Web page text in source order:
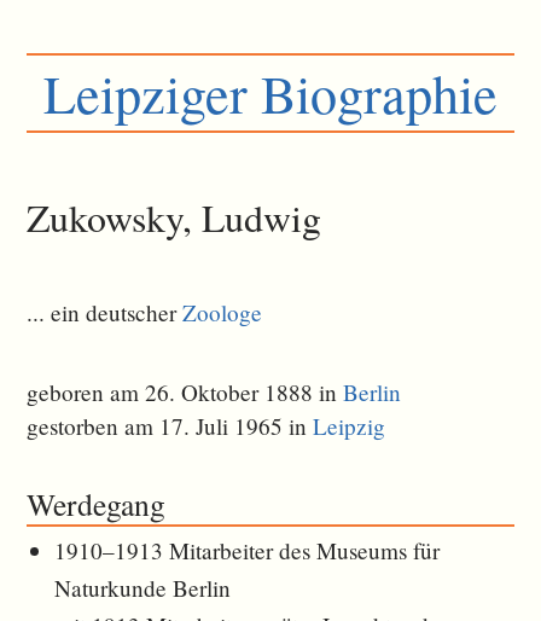
Leipziger Biographie
Zukowsky, Ludwig
... ein deutscherZoologe
geboren am 26. Oktober 1888 inBerlin
gestorben am 17. Juli 1965 inLeipzig
Werdegang
1910–1913 Mitarbeiter des Museums für
Naturkunde Berlin